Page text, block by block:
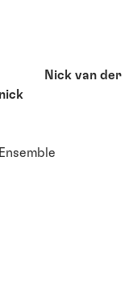
van der